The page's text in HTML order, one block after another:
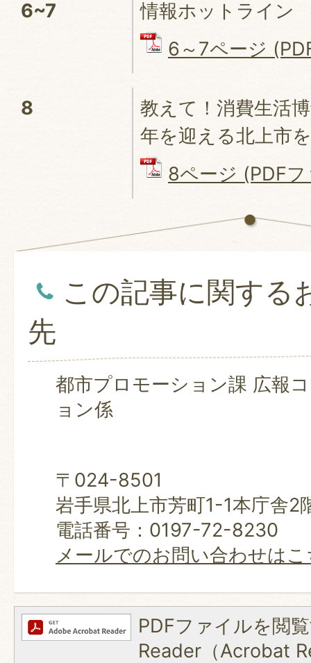
6~7
情報ホットライン
6～7ページ
8
教えて！消費生活
年を迎える北上市
8ページ (PDF
この記事に関する
先
都市プロモーション課 広報
ョン係
〒024-8501
岩手県北上市芳町1-1本庁舎2
電話番号：0197-72-8230
メールでのお問い合わせは
PDFファイルを閲
Reader（Acrobat